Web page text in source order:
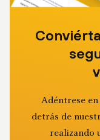
Adéntrese
detrás de
realizando